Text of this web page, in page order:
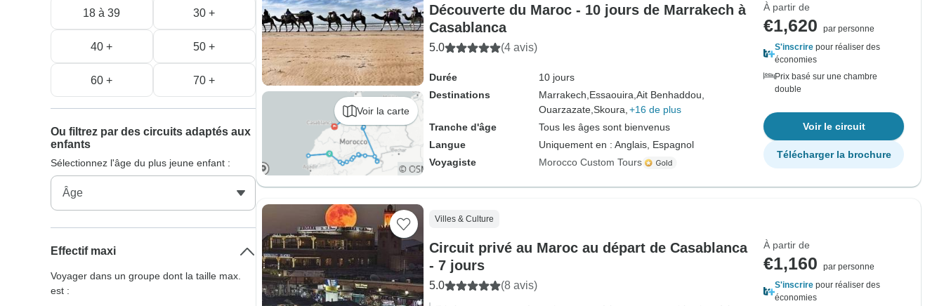
Voir la carte
Découverte du Maroc - 10 jours de Marrakech à
Casablanca
5.0 (4 avis)
Durée
10 jours
Destinations
Marrakech, Essaouira, Ait Benhaddou,
Ouarzazate, Skoura, +16 de plus
Tranche d'âge
Tous les âges sont bienvenus
Langue
Uniquement en : Anglais, Espagnol
Voyagiste
Morocco Custom Tours
À partir de
€1,620
par personne
S'inscrire pour réaliser des
économies
Prix basé sur une chambre
double
Voir le circuit
Télécharger la brochure
Villes & Culture
Circuit privé au Maroc au départ de Casablanca
- 7 jours
5.0 (8 avis)
À partir de
€1,160
par personne
S'inscrire pour réaliser des
économies
18 à 39 30 +
40 + 50 +
60 + 70 +
Ou filtrez par des circuits adaptés aux
enfants
Sélectionnez l'âge du plus jeune enfant :
Effectif maxi
Voyager dans un groupe dont la taille max.
est :